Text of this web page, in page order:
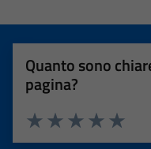
Quanto sono
pagina?
Valuta
Valuta 4
Valuta 3 stelle
Valuta 2 stelle su 5
Valuta 1 stelle su 5